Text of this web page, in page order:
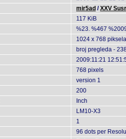
mir5ad /XXV
117 KiB
%23. %467
1024 x 768 piksela
broj pregleda -
2009:11:21
768 pixels
version 1
200
Inch
LM10-X3
1
96 dots per